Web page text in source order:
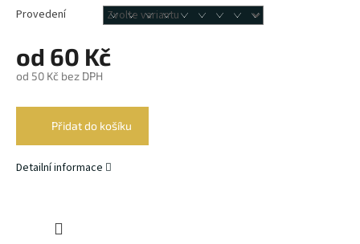
od 60 Kč
od 50 Kč bez DPH
Provedení
Přidat do košíku
Detailní informace